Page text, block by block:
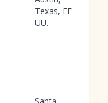
Texas, EE.
UU.